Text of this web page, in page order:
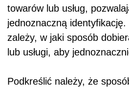
towarów lub usług,
jednoznaczną
zależy, w jaki sposób
lub usługi, aby
Podkreślić należy, że